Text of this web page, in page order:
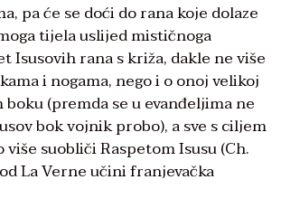
pa će se doći do rana koje dolaze
tijela uslijed mističnoga
Isusovih rana s križa, dakle ne više
i nogama, nego i o onoj velikoj
(premda se u evanđeljima ne
bok vojnik probo), a sve s ciljem
više suobliči Raspetom Isusu (Ch.
La Verne učini franjevačka